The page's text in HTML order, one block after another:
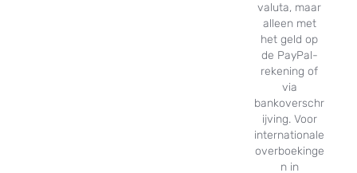
valuta, maar
alleen met
het geld op
de PayPal-
rekening of
via
bankoverschr
ijving. Voor
internationale
overboekinge
n in